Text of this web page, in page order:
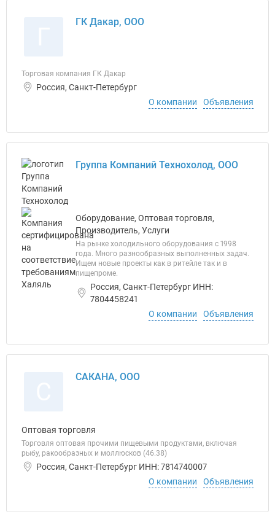
ГК Дакар, ООО
Торговая компания ГК Дакар
Россия, Санкт-Петербург
О компании
Объявления
Группа Компаний Технохолод, ООО
Оборудование, Оптовая торговля,
Производитель, Услуги
На рынке холодильного оборудования с 1998
года. Много разнообразных выполненных задач.
Ищем новые проекты как в ритейле так и в
пищепроме.
Россия, Санкт-Петербург ИНН:
7804458241
О компании
Объявления
САКАНА, ООО
Оптовая торговля
Торговля оптовая прочими пищевыми продуктами, включая
рыбу, ракообразных и моллюсков (46.38)
Россия, Санкт-Петербург ИНН: 7814740007
О компании
Объявления